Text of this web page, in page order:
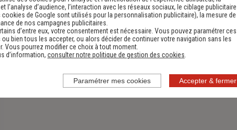
l’analyse d’audience, l’interaction avec les réseaux sociaux, le ciblage publicitaire
cookies de Google sont utilisés pour la personnalisation publicitaire), la mesure de
de nos campagnes publicitaires.
d’entre eux, votre consentement est nécessaire. Vous pouvez paramétrer ces
bien tous les accepter, ou alors décider de continuer votre navigation sans les
Vous pourrez modifier ce choix à tout moment.
d’information, consulter notre politique de gestion des cookies
Accepter & fermer
Paramétrer mes cookies